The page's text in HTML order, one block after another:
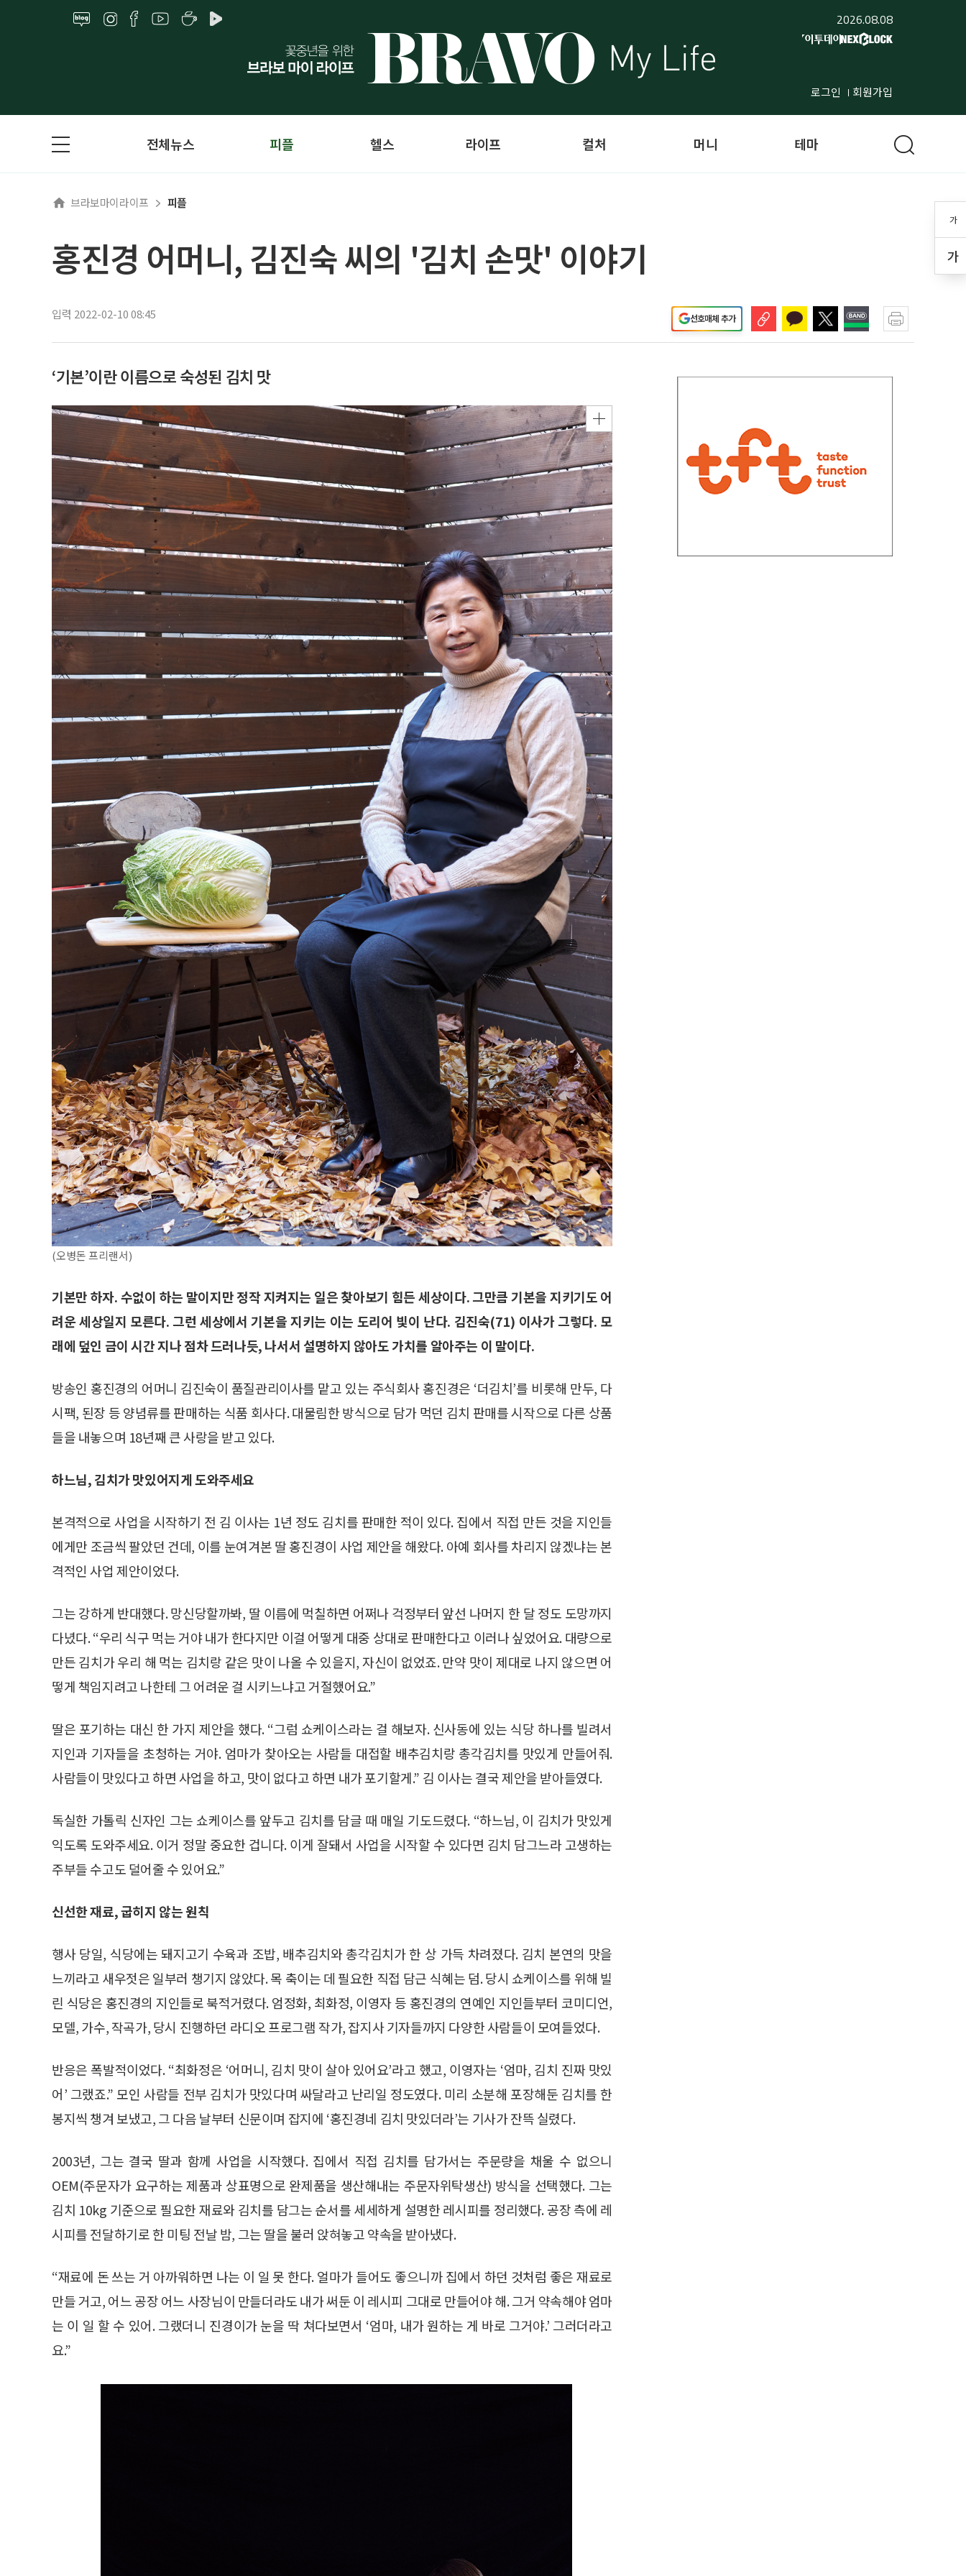
2026.08.08
로그인 회원가입
가
가
전체뉴스 피플 헬스 라이프 컬처 머니 테마
브라보마이라이프 피플
홍진경 어머니, 김진숙 씨의 '김치 손맛' 이야기
입력 2022-02-10 08:45 선호매체 추가
‘기본’이란 이름으로 숙성된 김치 맛
(오병돈 프리랜서)
기본만 하자. 수없이 하는 말이지만 정작 지켜지는 일은 찾아보기 힘든 세상이다. 그만큼 기본을 지키기도 어
려운 세상일지 모른다. 그런 세상에서 기본을 지키는 이는 도리어 빛이 난다. 김진숙(71) 이사가 그렇다. 모
래에 덮인 금이 시간 지나 점차 드러나듯, 나서서 설명하지 않아도 가치를 알아주는 이 말이다.
방송인 홍진경의 어머니 김진숙이 품질관리이사를 맡고 있는 주식회사 홍진경은 ‘더김치’를 비롯해 만두, 다
시팩, 된장 등 양념류를 판매하는 식품 회사다. 대물림한 방식으로 담가 먹던 김치 판매를 시작으로 다른 상품
들을 내놓으며 18년째 큰 사랑을 받고 있다.
하느님, 김치가 맛있어지게 도와주세요
본격적으로 사업을 시작하기 전 김 이사는 1년 정도 김치를 판매한 적이 있다. 집에서 직접 만든 것을 지인들
에게만 조금씩 팔았던 건데, 이를 눈여겨본 딸 홍진경이 사업 제안을 해왔다. 아예 회사를 차리지 않겠냐는 본
격적인 사업 제안이었다.
그는 강하게 반대했다. 망신당할까봐, 딸 이름에 먹칠하면 어쩌나 걱정부터 앞선 나머지 한 달 정도 도망까지
다녔다. “우리 식구 먹는 거야 내가 한다지만 이걸 어떻게 대중 상대로 판매한다고 이러나 싶었어요. 대량으로
만든 김치가 우리 해 먹는 김치랑 같은 맛이 나올 수 있을지, 자신이 없었죠. 만약 맛이 제대로 나지 않으면 어
떻게 책임지려고 나한테 그 어려운 걸 시키느냐고 거절했어요.”
딸은 포기하는 대신 한 가지 제안을 했다. “그럼 쇼케이스라는 걸 해보자. 신사동에 있는 식당 하나를 빌려서
지인과 기자들을 초청하는 거야. 엄마가 찾아오는 사람들 대접할 배추김치랑 총각김치를 맛있게 만들어줘.
사람들이 맛있다고 하면 사업을 하고, 맛이 없다고 하면 내가 포기할게.” 김 이사는 결국 제안을 받아들였다.
독실한 가톨릭 신자인 그는 쇼케이스를 앞두고 김치를 담글 때 매일 기도드렸다. “하느님, 이 김치가 맛있게
익도록 도와주세요. 이거 정말 중요한 겁니다. 이게 잘돼서 사업을 시작할 수 있다면 김치 담그느라 고생하는
주부들 수고도 덜어줄 수 있어요.”
신선한 재료, 굽히지 않는 원칙
행사 당일, 식당에는 돼지고기 수육과 조밥, 배추김치와 총각김치가 한 상 가득 차려졌다. 김치 본연의 맛을
느끼라고 새우젓은 일부러 챙기지 않았다. 목 축이는 데 필요한 직접 담근 식혜는 덤. 당시 쇼케이스를 위해 빌
린 식당은 홍진경의 지인들로 북적거렸다. 엄정화, 최화정, 이영자 등 홍진경의 연예인 지인들부터 코미디언,
모델, 가수, 작곡가, 당시 진행하던 라디오 프로그램 작가, 잡지사 기자들까지 다양한 사람들이 모여들었다.
반응은 폭발적이었다. “최화정은 ‘어머니, 김치 맛이 살아 있어요’라고 했고, 이영자는 ‘엄마, 김치 진짜 맛있
어’ 그랬죠.” 모인 사람들 전부 김치가 맛있다며 싸달라고 난리일 정도였다. 미리 소분해 포장해둔 김치를 한
봉지씩 챙겨 보냈고, 그 다음 날부터 신문이며 잡지에 ‘홍진경네 김치 맛있더라’는 기사가 잔뜩 실렸다.
2003년, 그는 결국 딸과 함께 사업을 시작했다. 집에서 직접 김치를 담가서는 주문량을 채울 수 없으니
OEM(주문자가 요구하는 제품과 상표명으로 완제품을 생산해내는 주문자위탁생산) 방식을 선택했다. 그는
김치 10kg 기준으로 필요한 재료와 김치를 담그는 순서를 세세하게 설명한 레시피를 정리했다. 공장 측에 레
시피를 전달하기로 한 미팅 전날 밤, 그는 딸을 불러 앉혀놓고 약속을 받아냈다.
“재료에 돈 쓰는 거 아까워하면 나는 이 일 못 한다. 얼마가 들어도 좋으니까 집에서 하던 것처럼 좋은 재료로
만들 거고, 어느 공장 어느 사장님이 만들더라도 내가 써둔 이 레시피 그대로 만들어야 해. 그거 약속해야 엄마
는 이 일 할 수 있어. 그랬더니 진경이가 눈을 딱 쳐다보면서 ‘엄마, 내가 원하는 게 바로 그거야.’ 그러더라고
요.”